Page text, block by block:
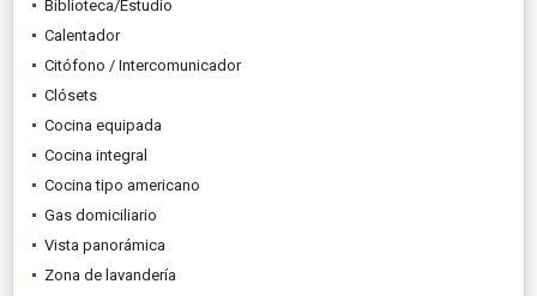
Biblioteca/Estudio
Calentador
Citófono / Intercomunicador
Clósets
Cocina equipada
Cocina integral
Cocina tipo americano
Gas domiciliario
Vista panorámica
Zona de lavandería